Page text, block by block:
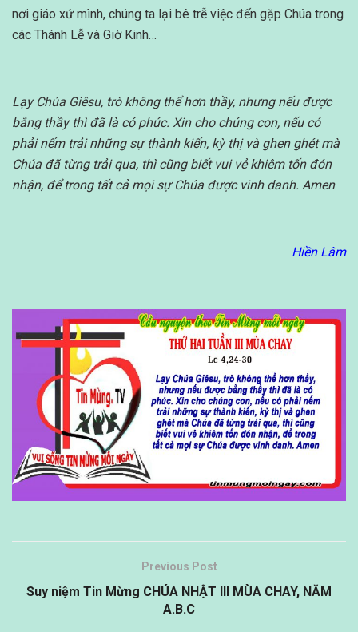
nơi giáo xứ mình, chúng ta lại bê trễ việc đến gặp Chúa trong
các Thánh Lễ và Giờ Kinh…
Lạy Chúa Giêsu, trò không thể hơn thầy, nhưng nếu được
bằng thầy thì đã là có phúc. Xin cho chúng con, nếu có
phải nếm trải những sự thành kiến, kỳ thị và ghen ghét mà
Chúa đã từng trải qua, thì cũng biết vui vẻ khiêm tốn đón
nhận, để trong tất cả mọi sự Chúa được vinh danh. Amen
Hiền Lâm
Previous Post
Suy niệm Tin Mừng CHÚA NHẬT III MÙA CHAY, NĂM
A.B.C